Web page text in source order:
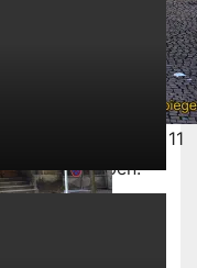
Carolinenstraße 11
aufgehoben.